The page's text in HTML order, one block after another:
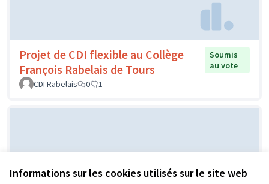
Informations sur les cookies utilisés sur le site web
Projet de CDI flexible au Collège
François Rabelais de Tours
Soumis
au vote
CDI Rabelais
0 1